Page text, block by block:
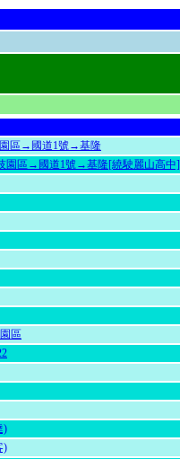
園區→國道1號→基隆
園區→國道1號→基隆[繞駛麗山高中]
區
)
)